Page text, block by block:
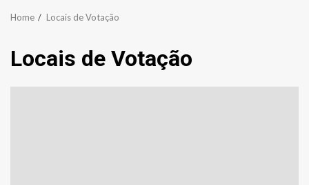
Home Locais de Votação
Locais de Votação